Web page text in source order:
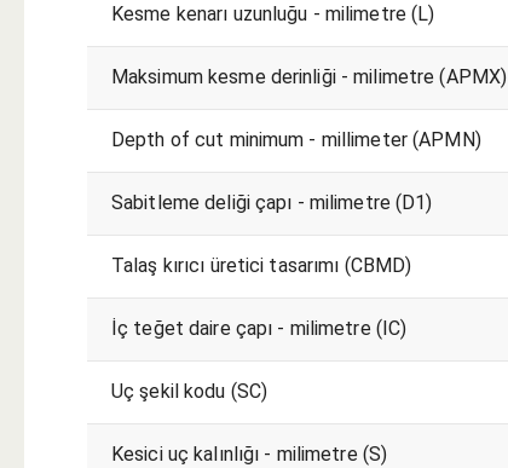
Kesme kenarı uzunluğu - milimetre (L)
Maksimum kesme derinliği - milimetre (APMX)
Depth of cut minimum - millimeter (APMN)
Sabitleme deliği çapı - milimetre (D1)
Talaş kırıcı üretici tasarımı (CBMD)
İç teğet daire çapı - milimetre (IC)
Uç şekil kodu (SC)
Kesici uç kalınlığı - milimetre (S)